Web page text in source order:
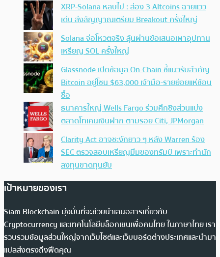
XRP-Solana หลบไป : ส่อง 3 Altcoins ฉายแวว
เด่น ส่งสัญญาณเตรียม Breakout ครั้งใหญ่
Solana จ่อโหวตจริง ลุ้นผ่านข้อเสนอเผาอุปทาน
เหรียญ SOL ครั้งใหญ่
Glassnode เปิดข้อมูล On-Chain ชี้แนวรับสำคัญ
Bitcoin อยู่โซน $63,000 เจ้ามือ-รายย่อยแห่ช้อน
ซื้อ
ธนาคารใหญ่ Wells Fargo ร่วมศึกชิงส่วนแบ่ง
ตลาดโทเคนเงินฝาก ตามรอย Citi, JPMorgan
Clarity Act อาจชะงักยาว ๆ หลัง Warren ร้อง
SEC ตรวจสอบเหรียญมีมของทรัมป์ เพราะทำนัก
ลงทุนขาดทุนยับ
เป้าหมายของเรา
Siam Blockchain มุ่งมั่นที่จะช่วยนำเสนอสารเกี่ยวกับ
Cryptocurrency และเทคโนโลยีบล็อกเชนเพื่อคนไทย ในภาษาไทย เรา
รวบรวมข้อมูลส่วนใหญ่จากเว็บไซต์และเว็บบอร์ดต่างประเทศและนำมา
แปลส่งตรงถึงฟีดคุณ